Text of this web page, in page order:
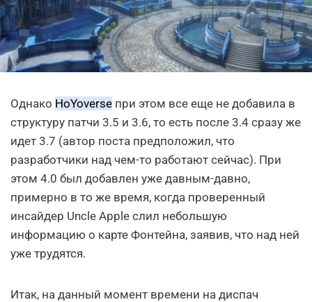
Однако HoYoverse при этом все еще не добавила в
структуру патчи 3.5 и 3.6, то есть после 3.4 сразу же
идет 3.7 (автор поста предположил, что
разработчики над чем-то работают сейчас). При
этом 4.0 был добавлен уже давным-давно,
примерно в то же время, когда проверенный
инсайдер Uncle Apple слил небольшую
информацию о карте Фонтейна, заявив, что над ней
уже трудятся.
Итак, на данный момент времени на диспач